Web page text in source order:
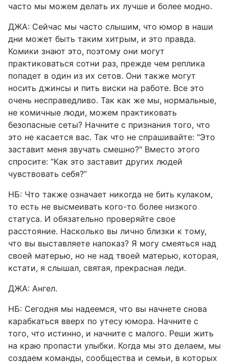
часто мы можем делать их лучше и более модно.
ДЖА: Сейчас мы часто слышим, что юмор в наши
дни может быть таким хитрым, и это правда.
Комики знают это, поэтому они могут
практиковаться сотни раз, прежде чем реплика
попадет в один из их сетов. Они также могут
носить джинсы и пить виски на работе. Все это
очень несправедливо. Так как же мы, нормальные,
не комичные люди, можем практиковать
безопасные сеты? Начните с признания того, что
это не касается вас. Так что не спрашивайте: "Это
заставит меня звучать смешно?" Вместо этого
спросите: “Как это заставит других людей
чувствовать себя?”
НБ: Что также означает никогда не бить кулаком,
то есть не высмеивать кого-то более низкого
статуса. И обязательно проверяйте свое
расстояние. Насколько вы лично близки к тому,
что вы выставляете напоказ? Я могу смеяться над
своей матерью, но не над твоей матерью, которая,
кстати, я слышал, святая, прекрасная леди.
ДЖА: Ангел.
НБ: Сегодня мы надеемся, что вы начнете снова
карабкаться вверх по утесу юмора. Начните с
того, что истинно, и начните с малого. Реши жить
на краю пропасти улыбки. Когда мы это делаем, мы
создаем команды, сообщества и семьи, в которых